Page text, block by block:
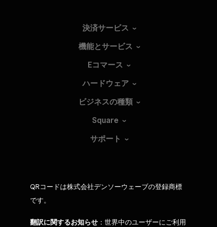
決済サービス
機能とサービス
Eコマース
ハードウェア
ビジネスの種類
Square
サポート
QRコードは株式会社デンソーウェーブの登録商標
です。
翻訳に関するお知らせ ：世界中のユーザーにご利用